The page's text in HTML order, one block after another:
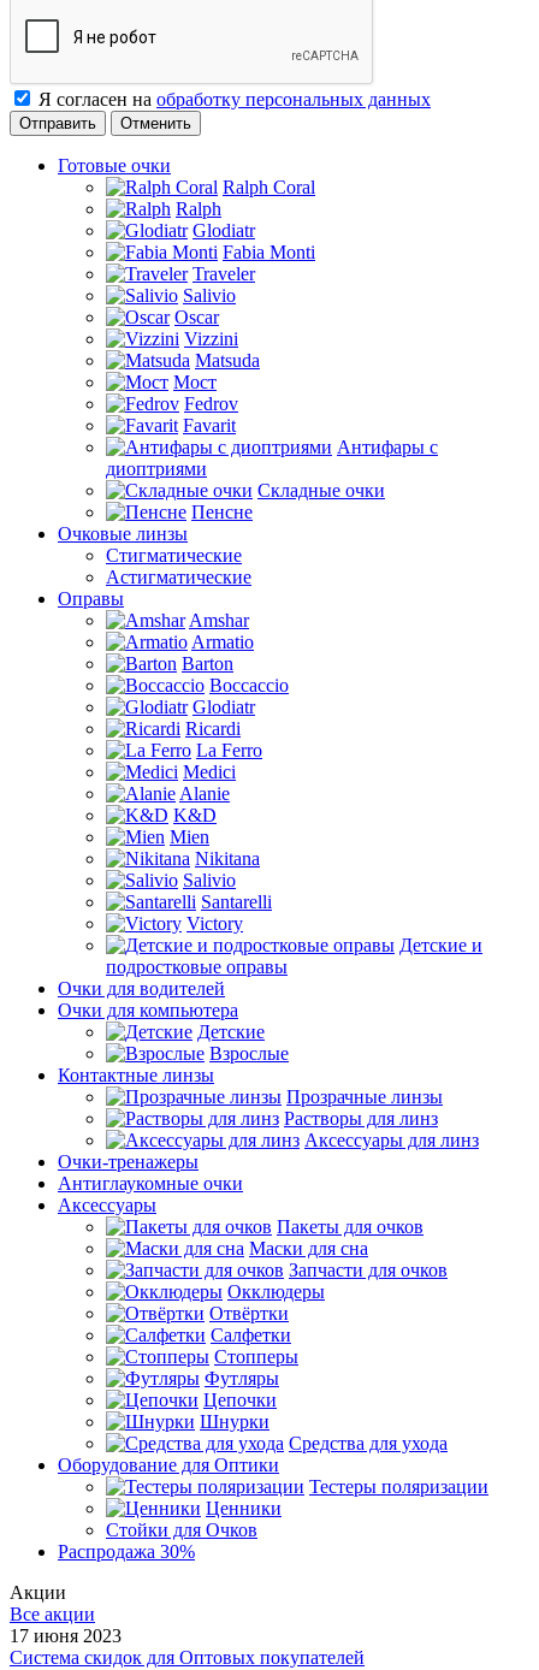
Я согласен на обработку персональных данных
Отменить
Готовые очки
Ralph Coral
Ralph
Glodiatr
Fabia Monti
Traveler
Salivio
Oscar
Vizzini
Matsuda
Мост
Fedrov
Favarit
Антифары с
диоптриями
Складные очки
Пенсне
Очковые линзы
Стигматические
Астигматические
Оправы
Amshar
Armatio
Barton
Boccaccio
Glodiatr
Ricardi
La Ferro
Medici
Alanie
K&D
Mien
Nikitana
Salivio
Santarelli
Victory
Детские и
подростковые оправы
Очки для водителей
Очки для компьютера
Детские
Взрослые
Контактные линзы
Прозрачные линзы
Растворы для линз
Аксессуары для линз
Очки-тренажеры
Антиглаукомные очки
Аксессуары
Пакеты для очков
Маски для сна
Запчасти для очков
Окклюдеры
Отвёртки
Салфетки
Стопперы
Футляры
Цепочки
Шнурки
Средства для ухода
Оборудование для Оптики
Тестеры поляризации
Ценники
Стойки для Очков
Распродажа 30%
Акции
Все акции
17 июня 2023
Система скидок для Оптовых покупателей